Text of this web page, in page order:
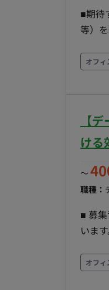
む。
関係
重複
CI/CD
の反
展開
メン
ンダー相談の
です。 ■求める人物像 ・手作業で回っている反映・デプロイを見ると、仕組みに置き換えたくな
る。
じる
かめ
きる。 ■働き方 ・参画日：即日 ・勤務日数 ：月80時間以上 ・PC貸与(Mac) ・基本
■期待
等）
・「
完遂
アッ
PJ
開：
績・
た機
（月
の経
整理する。 ※現在弊社経由で10名の方に参画いた
モデ
ける
・ク
き方
オフィ
【
ける
〜
職種：
■ 募
いま
ンジ
め、
【期
オフィ